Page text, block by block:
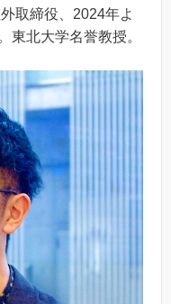
取締役、2024年よ
東北大学名誉教授。